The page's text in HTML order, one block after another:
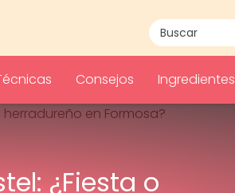
Consejos Ingredientes
¿Fiesta o